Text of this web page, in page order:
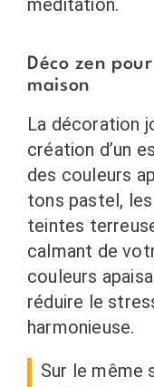
méditation.
Déco zen
maison
La décoration
création d’un
des couleurs
tons pastel,
teintes
calmant de
couleurs
réduire le
harmonieuse.
Sur le même